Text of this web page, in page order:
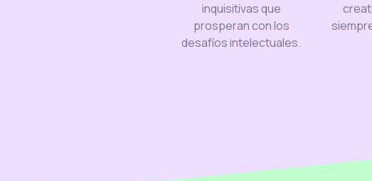
inquisitivas que
prosperan con los
desafíos intelectuales.